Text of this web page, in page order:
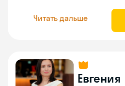
Читать дальше
Евгения